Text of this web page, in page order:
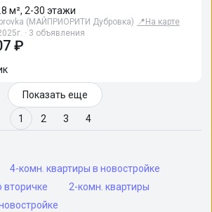
м², 2-30 этажи
(МАЙПРИОРИТИ Дубровка) 📍 На карте
· 3 объявления
₽
Показать еще
1 2 3 4
4-комн. квартиры в новостройке
вторичке
2-комн. квартиры